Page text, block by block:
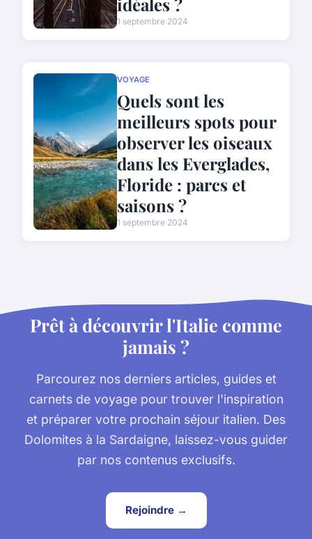
1 septembre 2024
VOYAGE
Quels sont les
meilleurs spots pour
observer les oiseaux
dans les Everglades,
Floride : parcs et
saisons ?
1 septembre 2024
Prêt à découvrir l'Italie comme
jamais ?
Parcourez nos derniers articles, guides et
carnets de voyage pour trouver l'inspiration
et préparer votre prochain séjour italien. Des
Dolomites à la Sardaigne, laissez-vous guider
par nos contenus exclusifs.
Rejoindre →